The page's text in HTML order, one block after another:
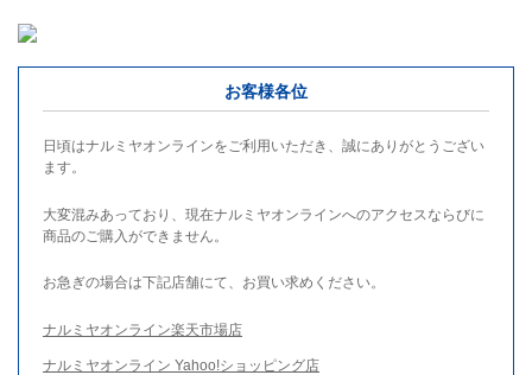
お客様各位
日頃はナルミヤオンラインをご利用いただき、誠にありがとうござい
ます。
大変混みあっており、現在ナルミヤオンラインへのアクセスならびに
商品のご購入ができません。
お急ぎの場合は下記店舗にて、お買い求めください。
ナルミヤオンライン楽天市場店
ナルミヤオンライン Yahoo!ショッピング店